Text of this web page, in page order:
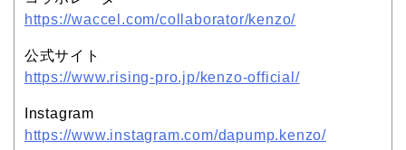
https://waccel.com/collaborator/kenzo/
公式サイト
https://www.rising-pro.jp/kenzo-official/
Instagram
https://www.instagram.com/dapump.kenzo/